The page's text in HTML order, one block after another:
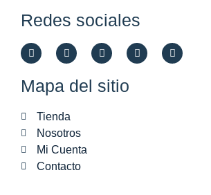
Redes sociales
Mapa del sitio
Tienda
Nosotros
Mi Cuenta
Contacto